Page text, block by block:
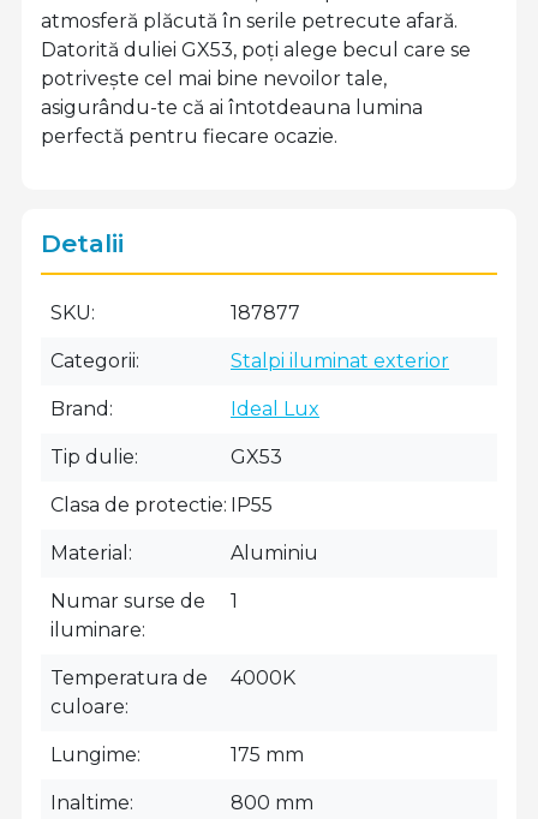
atmosferă plăcută în serile petrecute afară.
Datorită duliei GX53, poți alege becul care se
potrivește cel mai bine nevoilor tale,
asigurându-te că ai întotdeauna lumina
perfectă pentru fiecare ocazie.
Detalii
SKU 187877
Categorii Stalpi iluminat exterior
Brand Ideal Lux
Tip dulie GX53
Clasa de protectie IP55
Material Aluminiu
Numar surse de
iluminare
1
Temperatura de
culoare
4000K
Lungime 175 mm
Inaltime 800 mm